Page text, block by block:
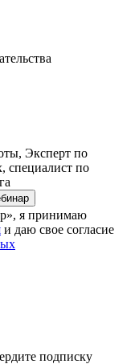
Эксперт по
специалист по
я принимаю
и даю свое согласие
подписку